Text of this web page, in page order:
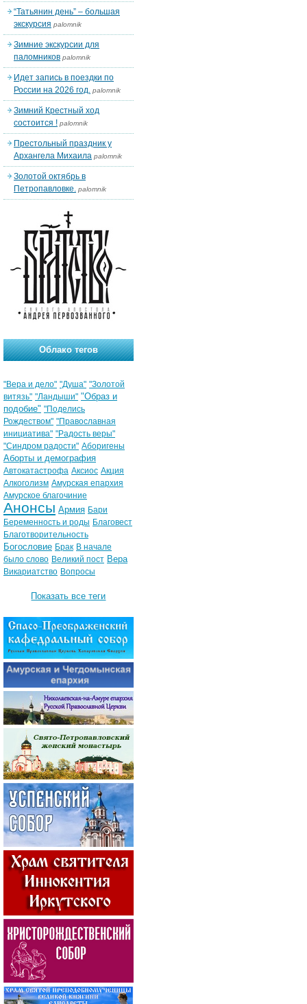
“Татьянин день” – большая
экскурсия palomnik
Зимние экскурсии для
паломников palomnik
Идет запись в поездки по
России на 2026 год. palomnik
Зимний Крестный ход
состоится ! palomnik
Престольный праздник у
Архангела Михаила palomnik
Золотой октябрь в
Петропавловке. palomnik
Облако тегов
"Вера и дело" "Душа" "Золотой
витязь" "Ландыши" "Образ и
подобие" "Поделись
Рождеством" "Православная
инициатива" "Радость веры"
"Синдром радости" Аборигены
Аборты и демография
Автокатастрофа Аксиос Акция
Алкоголизм Амурская епархия
Амурское благочиние
Анонсы Армия Бари
Беременность и роды Благовест
Благотворительность
Богословие Брак В начале
было слово Великий пост Вера
Викариатство Вопросы
Показать все теги